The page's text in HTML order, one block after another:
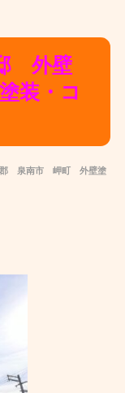
外壁
装・コ
泉南市 岬町 外壁塗